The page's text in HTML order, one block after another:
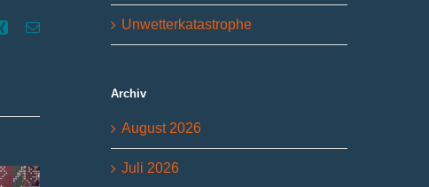
Xing E-
Unwetterkatastrophe
Archiv
August 2026
Juli 2026